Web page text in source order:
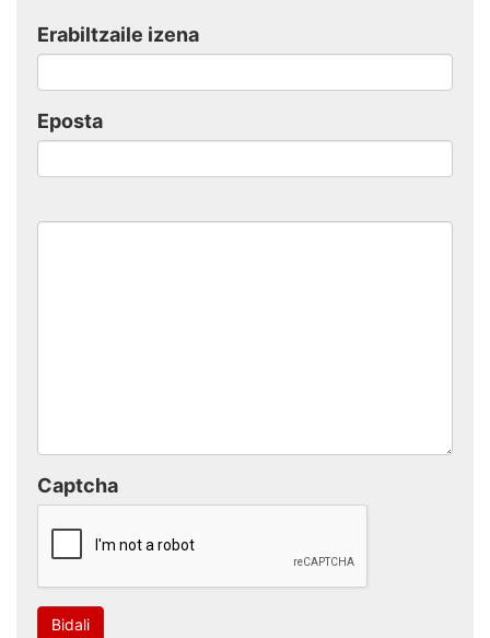
Erabiltzaile izena
Eposta
Captcha
Bidali